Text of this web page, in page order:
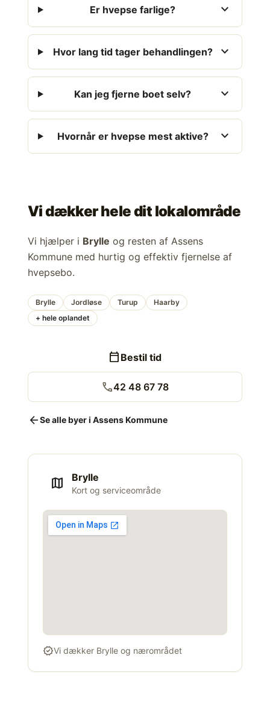
Er hvepse farlige? expand_more
Hvor lang tid tager behandlingen? expand_more
Kan jeg fjerne boet selv? expand_more
Hvornår er hvepse mest aktive? expand_more
Vi dækker hele dit lokalområde
Vi hjælper i Brylle og resten af Assens
Kommune med hurtig og effektiv fjernelse af
hvepsebo.
Brylle Jordløse Turup
Haarby
+ hele oplandet
calendar_today Bestil tid
call42 48 67 78
arrow_backSe alle byer i Assens Kommune
map Brylle
Kort og serviceområde
verifiedVi dækker Brylle og nærområdet